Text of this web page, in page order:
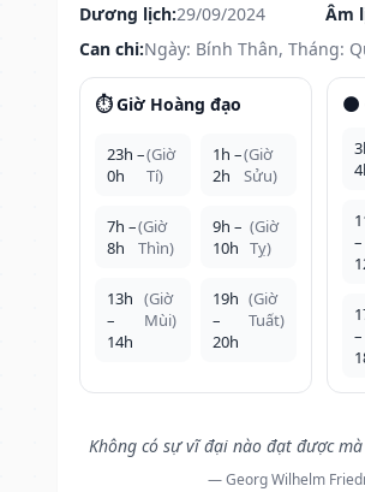
Dương lịch:29/09/2024 Âm
Can chi:Ngày: Bính Thân, Tháng:
⏱️ Giờ Hoàng đạo
23h –
0h
(Giờ
Tí)
1h –
2h
(Giờ
Sửu)
7h –
8h
(Giờ
Thìn)
9h –
10h
(Giờ
Tỵ)
13h
–
14h
(Giờ
Mùi)
19h
–
20h
(Giờ
Tuất)
🌑
–
–
Không có sự vĩ đại nào đạt được
— Georg Wilhelm